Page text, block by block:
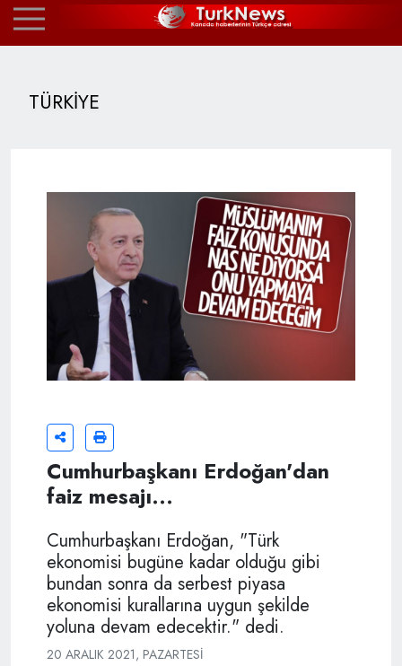
TÜRKİYE
Cumhurbaşkanı Erdoğan'dan
faiz mesajı...
Cumhurbaşkanı Erdoğan, "Türk
ekonomisi bugüne kadar olduğu gibi
bundan sonra da serbest piyasa
ekonomisi kurallarına uygun şekilde
yoluna devam edecektir." dedi.
20 ARALIK 2021, PAZARTESI